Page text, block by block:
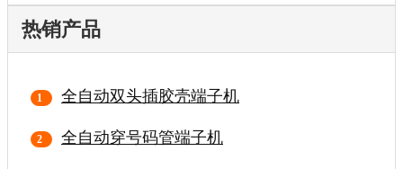
热销产品
全自动双头插胶壳端子机
全自动穿号码管端子机